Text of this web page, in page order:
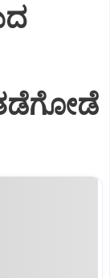
ತಡೆಗೋಡೆ